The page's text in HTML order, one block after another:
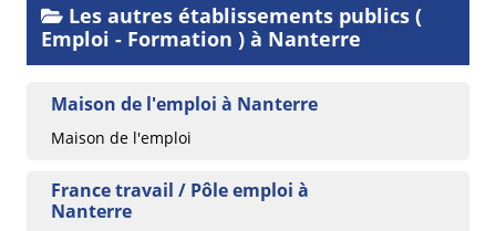
Les autres établissements publics (
Emploi - Formation ) à Nanterre
Maison de l'emploi à Nanterre
Maison de l'emploi
France travail / Pôle emploi à
Nanterre